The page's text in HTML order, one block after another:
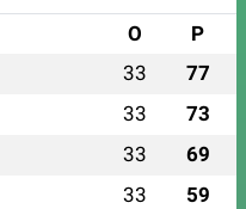
O P
33 77
33 73
33 69
33 59